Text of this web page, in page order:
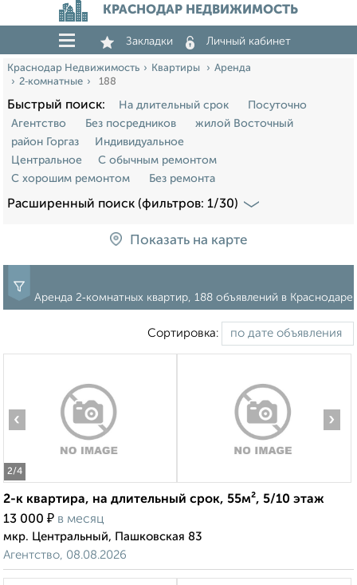
КРАСНОДАР НЕДВИЖИМОСТЬ
Закладки Личный кабинет
Краснодар Недвижимость Квартиры
Аренда
2‑комнатные
188
Быстрый поиск: На длительный срок
Посуточно
Агентство
Без посредников
жилой Восточный
район Горгаз
Индивидуальное
Центральное
С обычным ремонтом
С хорошим ремонтом
Без ремонта
Расширенный поиск (фильтров: 1/30)
Показать на карте
Аренда 2‑комнатных квартир, 188 объявлений в Краснодаре
Сортировка:
2/4
‹ ›
2-к квартира, на длительный срок, 55м², 5/10 этаж
13 000 ₽ в месяц
мкр. Центральный, Пашковская 83
Агентство, 08.08.2026